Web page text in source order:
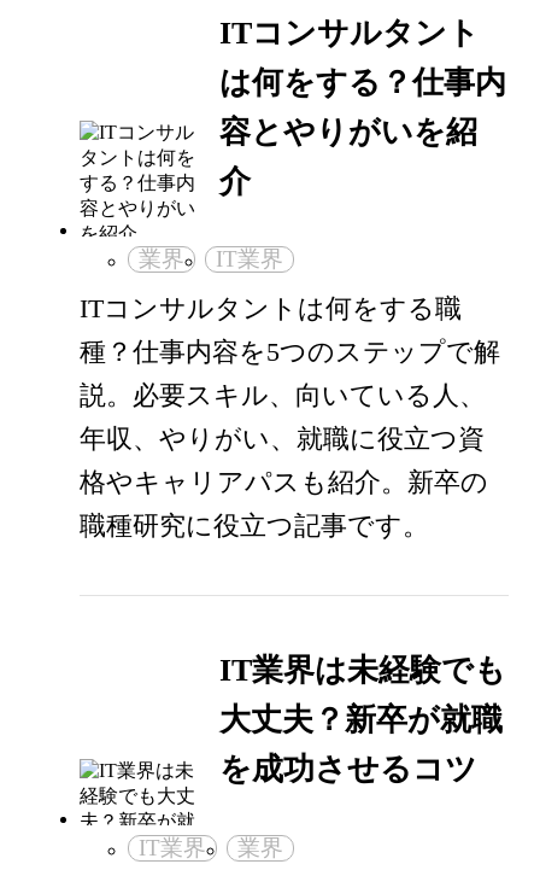
ITコンサルタント
は何をする？仕事内
容とやりがいを紹
介
業界 IT業界
ITコンサルタントは何をする職
種？仕事内容を5つのステップで解
説。必要スキル、向いている人、
年収、やりがい、就職に役立つ資
格やキャリアパスも紹介。新卒の
職種研究に役立つ記事です。
IT業界は未経験でも
大丈夫？新卒が就職
を成功させるコツ
IT業界 業界